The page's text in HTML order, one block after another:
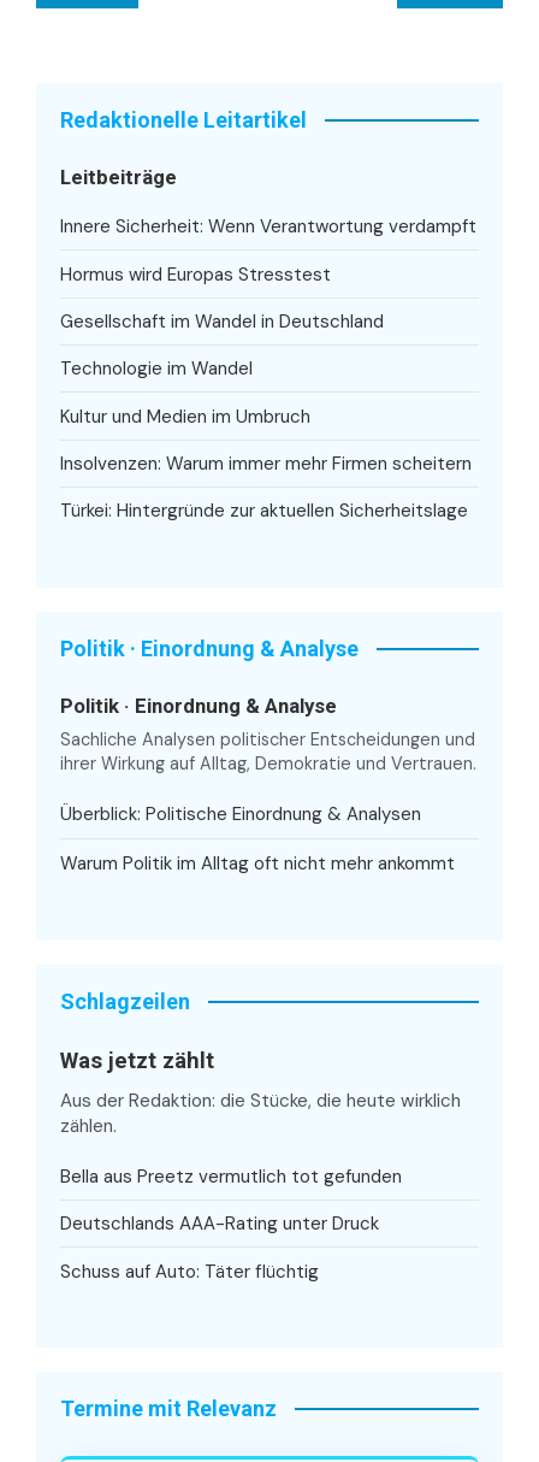
Redaktionelle Leitartikel
Leitbeiträge
Innere Sicherheit: Wenn Verantwortung verdampft
Hormus wird Europas Stresstest
Gesellschaft im Wandel in Deutschland
Technologie im Wandel
Kultur und Medien im Umbruch
Insolvenzen: Warum immer mehr Firmen scheitern
Türkei: Hintergründe zur aktuellen Sicherheitslage
Politik · Einordnung & Analyse
Politik · Einordnung & Analyse
Sachliche Analysen politischer Entscheidungen und
ihrer Wirkung auf Alltag, Demokratie und Vertrauen.
Überblick: Politische Einordnung & Analysen
Warum Politik im Alltag oft nicht mehr ankommt
Schlagzeilen
Was jetzt zählt
Aus der Redaktion: die Stücke, die heute wirklich
zählen.
Bella aus Preetz vermutlich tot gefunden
Deutschlands AAA-Rating unter Druck
Schuss auf Auto: Täter flüchtig
Termine mit Relevanz